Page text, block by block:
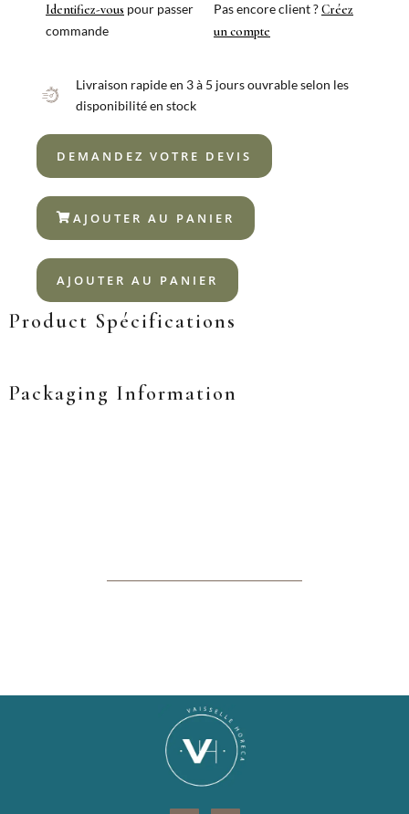
Identifiez-vous pour passer
commande
Pas encore client ?Créez
un compte
Livraison rapide en 3 à 5 jours ouvrable selon les
disponibilité en stock
DEMANDEZ VOTRE DEVIS
AJOUTER AU PANIER
AJOUTER AU PANIER
Product Spécifications
Packaging Information